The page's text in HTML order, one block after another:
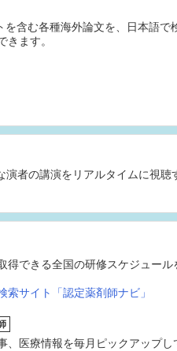
を含む各種海外論文を、日本語で
きます。
演者の講演をリアルタイムに視聴
得できる全国の研修スケジュール
サイト「認定薬剤師ナビ」
、医療情報を毎月ピックアップし